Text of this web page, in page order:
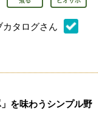
カタログさん
ト：
」を味わうシンプル野